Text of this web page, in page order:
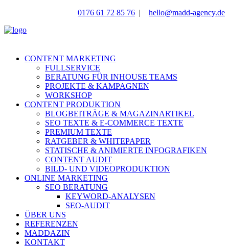
0176 61 72 85 76 | hello@madd-agency.de
CONTENT MARKETING
FULLSERVICE
BERATUNG FÜR INHOUSE TEAMS
PROJEKTE & KAMPAGNEN
WORKSHOP
CONTENT PRODUKTION
BLOGBEITRÄGE & MAGAZINARTIKEL
SEO TEXTE & E-COMMERCE TEXTE
PREMIUM TEXTE
RATGEBER & WHITEPAPER
STATISCHE & ANIMIERTE INFOGRAFIKEN
CONTENT AUDIT
BILD- UND VIDEOPRODUKTION
ONLINE MARKETING
SEO BERATUNG
KEYWORD-ANALYSEN
SEO-AUDIT
ÜBER UNS
REFERENZEN
MADDAZIN
KONTAKT